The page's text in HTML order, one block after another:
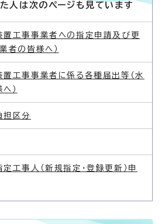
人は次のページも見ています
置工事事業者への指定申請及び更
者の皆様へ）
工事事業者に係る各種届出等（水
）
担区分
工事人（新規指定・登録更新）申